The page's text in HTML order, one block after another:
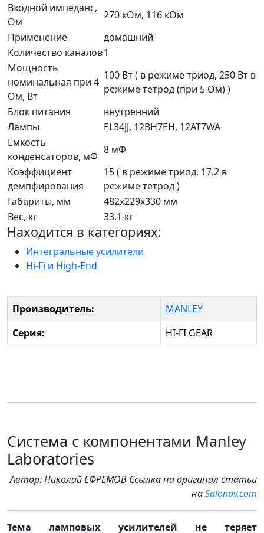
Входной импеданс,
Ом
270 кОм, 116 кОм
Применение
домашний
Количество каналов1
Мощность
номинальная при 4
Ом, Вт
100 Вт ( в режиме триод, 250 Вт в
режиме тетрод (при 5 Ом) )
Блок питания
внутренний
Лампы
EL34JJ, 12BH7EH, 12AT7WA
Емкость
конденсаторов, мФ
8 мФ
Коэффициент
демпфирования
15 ( в режиме триод, 17.2 в
режиме тетрод )
Габариты, мм
482x229x330 мм
Вес, кг
33.1 кг
Находится в категориях:
Интегральные усилители
Hi-Fi и High-End
Производитель:
MANLEY
Серия:
HI-FI GEAR
Система с компонентами Manley
Laboratories
Автор: Николай ЕФРЕМОВ Ссылка на оригинал статьи
наSalonav.com
Тема ламповых усилителей не теряет